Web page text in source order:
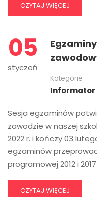
CZYTAJ WIĘCEJ
05
styczeń
Kategorie
Informator
Sesja egzaminów
zawodzie w naszej
2022 r. i kończy 03
egzaminów
programowej 2012 i
CZYTAJ WIĘCEJ